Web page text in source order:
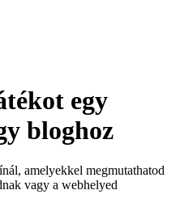
egy
bloghoz
amelyekkel megmutathatod
vagy a webhelyed